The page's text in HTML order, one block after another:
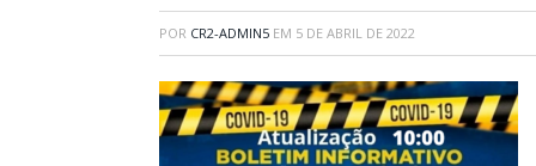
POR CR2-ADMIN5 EM 5 DE ABRIL DE 2022